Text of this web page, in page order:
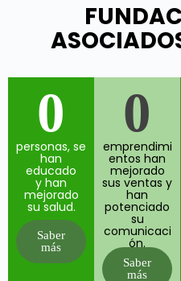
0
personas, se
han
educado
y han
mejorado
su salud.
Saber
más
0
emprendimi
entos han
mejorado
sus ventas y
han
potenciado
su
comunicaci
ón.
Saber
más